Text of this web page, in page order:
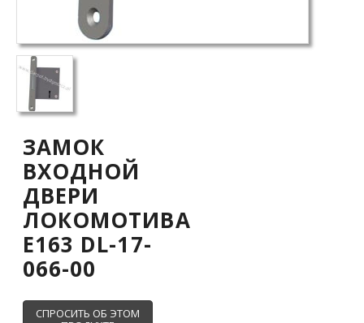
ЗАМОК
ВХОДНОЙ
ДВЕРИ
ЛОКОМОТИВА
E163 DL-17-
066-00